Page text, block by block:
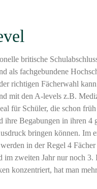
britische
als fachgebundene
richtigen Fächerwahl
mit den A-levels z.B.
für Schüler, die schon
ihre Begabungen in ihren 4
bringen können. Im
in der Regel 4
im zweiten Jahr nur noch 3.
konzentriert, hat man